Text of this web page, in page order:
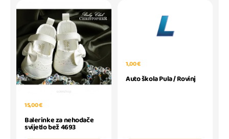
15,00 €
Balerinke za nehodače
svijetlo bež 4693
1,00 €
Auto škola Pula / Rovinj